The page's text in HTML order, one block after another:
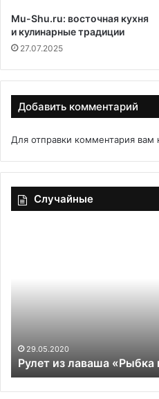
Mu-Shu.ru: восточная кухня
и кулинарные традиции
27.07.2025
Добавить комментарий
Для отправки комментария вам
Случайные
29.05.2020
Рулет из лаваша «Рыбка